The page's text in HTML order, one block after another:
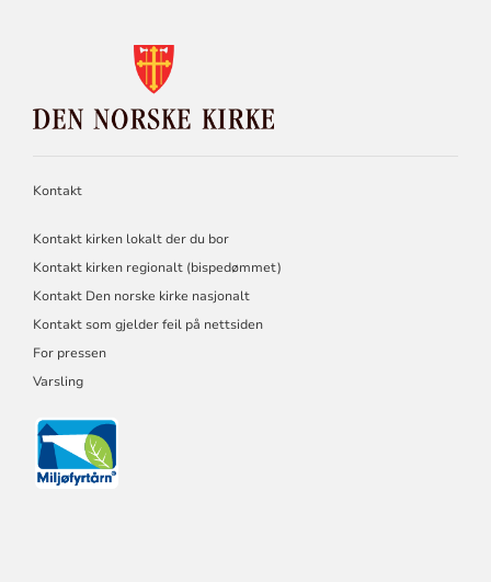
NORSKE
KIRKE
Kontakt
Kontakt kirken lokalt der du bor
Kontakt kirken regionalt (bispedømmet)
Kontakt Den norske kirke nasjonalt
Kontakt som gjelder feil på nettsiden
For pressen
Varsling